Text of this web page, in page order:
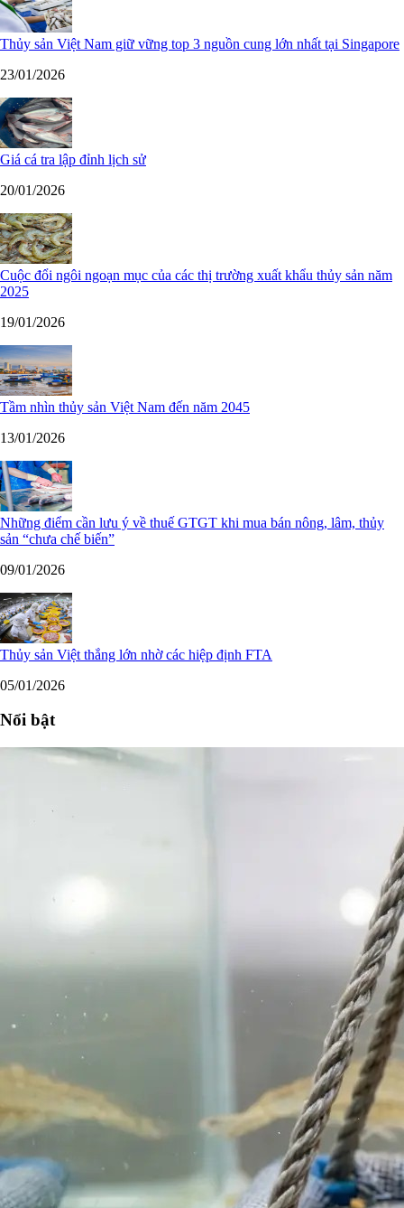
Thủy sản Việt Nam giữ vững top 3 nguồn cung lớn nhất tại Singapore
23/01/2026
Giá cá tra lập đỉnh lịch sử
20/01/2026
Cuộc đổi ngôi ngoạn mục của các thị trường xuất khẩu thủy sản năm
2025
19/01/2026
Tầm nhìn thủy sản Việt Nam đến năm 2045
13/01/2026
Những điểm cần lưu ý về thuế GTGT khi mua bán nông, lâm, thủy
sản “chưa chế biến”
09/01/2026
Thủy sản Việt thắng lớn nhờ các hiệp định FTA
05/01/2026
Nổi bật